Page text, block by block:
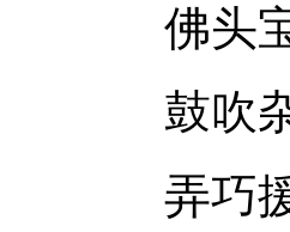
佛头
鼓吹
弄巧